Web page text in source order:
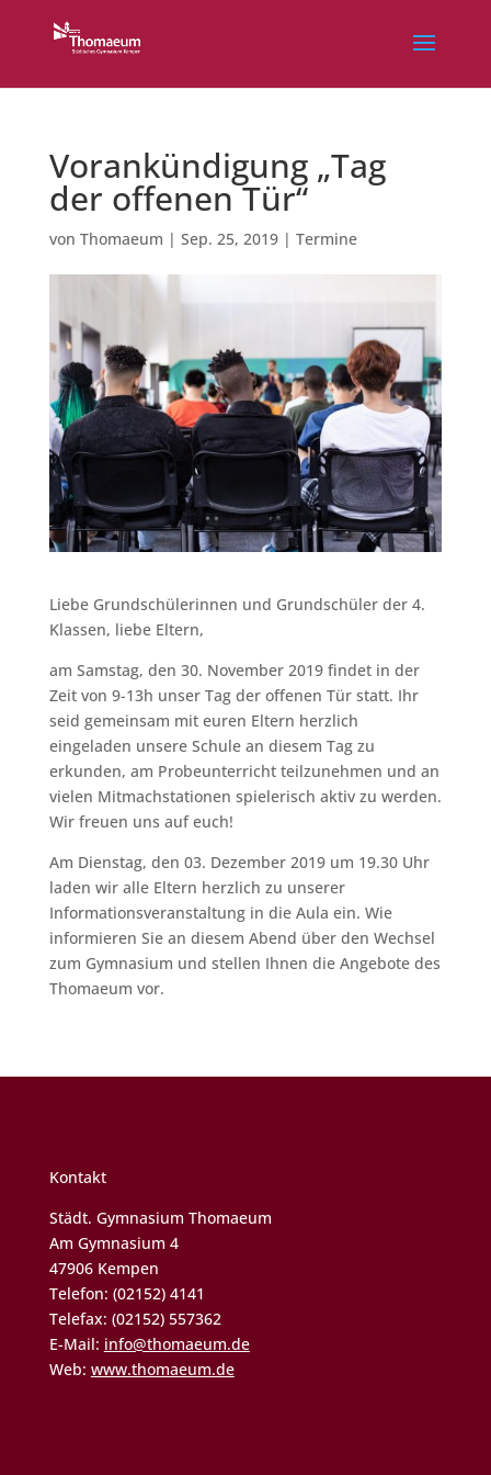
Vorankündigung „Tag
der offenen Tür“
von Thomaeum | Sep. 25, 2019| Termine
Liebe Grundschülerinnen und Grundschüler der 4.
Klassen, liebe Eltern,
am Samstag, den 30. November 2019 findet in der
Zeit von 9-13h unser Tag der offenen Tür statt. Ihr
seid gemeinsam mit euren Eltern herzlich
eingeladen unsere Schule an diesem Tag zu
erkunden, am Probeunterricht teilzunehmen und an
vielen Mitmachstationen spielerisch aktiv zu werden.
Wir freuen uns auf euch!
Am Dienstag, den 03. Dezember 2019 um 19.30 Uhr
laden wir alle Eltern herzlich zu unserer
Informationsveranstaltung in die Aula ein. Wie
informieren Sie an diesem Abend über den Wechsel
zum Gymnasium und stellen Ihnen die Angebote des
Thomaeum vor.
Kontakt
Städt. Gymnasium Thomaeum
Am Gymnasium 4
47906 Kempen
Telefon: (02152) 4141
Telefax: (02152) 557362
E-Mail: info@thomaeum.de
Web: www.thomaeum.de